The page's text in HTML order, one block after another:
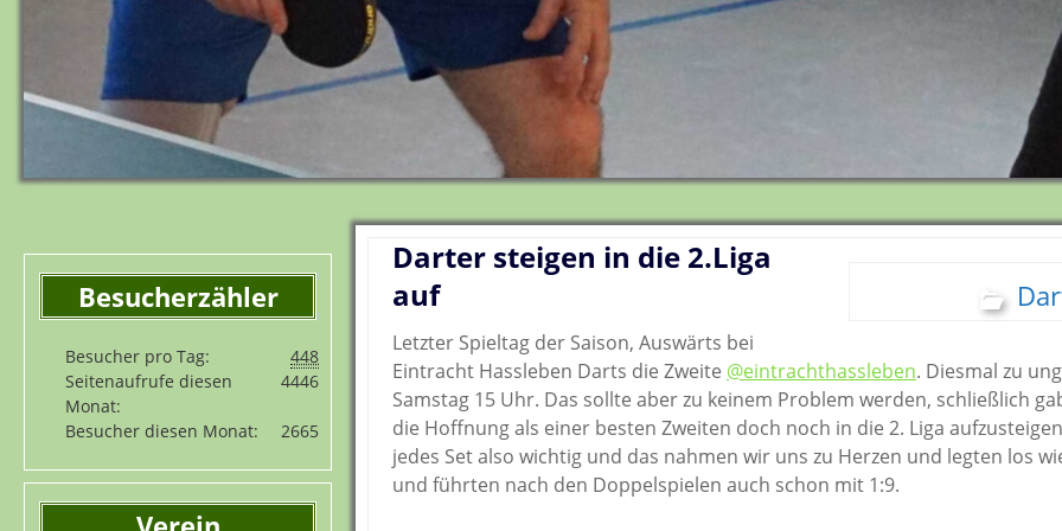
E-Mail
Buchung
Buchung Tennisplatz
Trainingsplan
Tischtennis
Trainingsplan
Unsere
Damals und Heute
Abteilungs-News
Wanderplan
E-Mail
Besucherzähler
448
Besucher pro Tag:
4446
Seitenaufrufe diesen
Monat:
2665
Besucher diesen Monat:
Darter steigen in die 2.Liga
auf
Letzter Spieltag der Saison, Auswärts bei
Eintracht Hassleben Darts die Zweite @eintrachthassleben. Diesmal zu
Samstag 15 Uhr. Das sollte aber zu keinem Problem werden, schließlich
die Hoffnung als einer besten Zweiten doch noch in die 2. Liga
jedes Set also wichtig und das nahmen wir uns zu Herzen und legten los
und führten nach den Doppelspielen auch schon mit 1:9.